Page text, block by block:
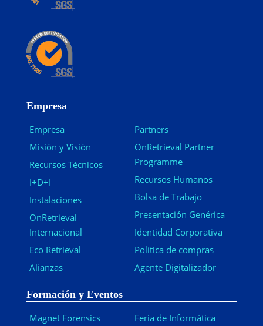
Empresa
Empresa
Misión y Visión
Recursos Técnicos
I+D+I
Instalaciones
OnRetrieval
Internacional
Eco Retrieval
Alianzas
Partners
OnRetrieval Partner
Programme
Recursos Humanos
Bolsa de Trabajo
Presentación Genérica
Identidad Corporativa
Política de compras
Agente Digitalizador
Formación y Eventos
Magnet Forensics
Feria de Informática